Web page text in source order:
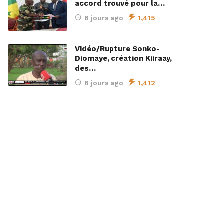
accord trouvé pour la…
6 jours ago 1,415
Vidéo/Rupture Sonko-
Diomaye, création Kiiraay,
des…
6 jours ago 1,412